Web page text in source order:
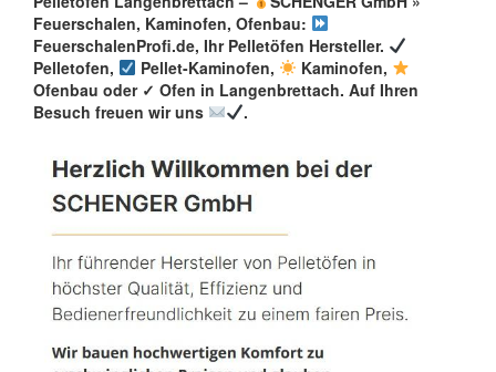
Feuerschalen, Kaminofen, Ofenbau:
FeuerschalenProfi.de, Ihr Pelletöfen Hersteller.
Pelletofen,
Pellet-Kaminofen,
Kaminofen,
Ofenbau oder ✓ Ofen in Langenbrettach. Auf Ihren
Besuch freuen wir uns
.